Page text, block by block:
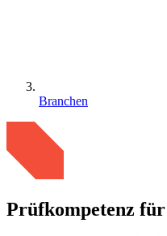
Branchen
Prüfkompetenz für